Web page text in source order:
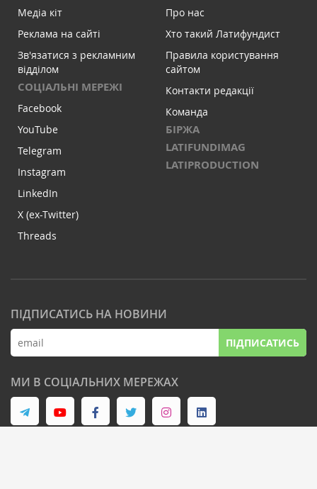
Медіа кіт
Реклама на сайті
Зв'язатися з рекламним
відділом
СОЦІАЛЬНІ МЕРЕЖІ
Facebook
YouTube
Telegram
Instagram
LinkedIn
X (ex-Twitter)
Threads
Про нас
Хто такий Латифундист
Правила користування
сайтом
Контакти редакції
Команда
БІРЖА
LATIFUNDIMAG
LATIPRODUCTION
ПІДПИСАТИСЬ НА НОВИНИ
ПІДПИСАТИСЬ
МИ В СОЦІАЛЬНИХ МЕРЕЖАХ